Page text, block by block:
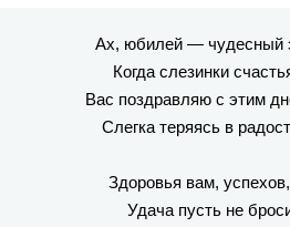
Ах, юбилей — чудесный
Когда слезинки
Вас поздравляю с этим
Слегка теряясь в
Здоровья вам,
Удача пусть не